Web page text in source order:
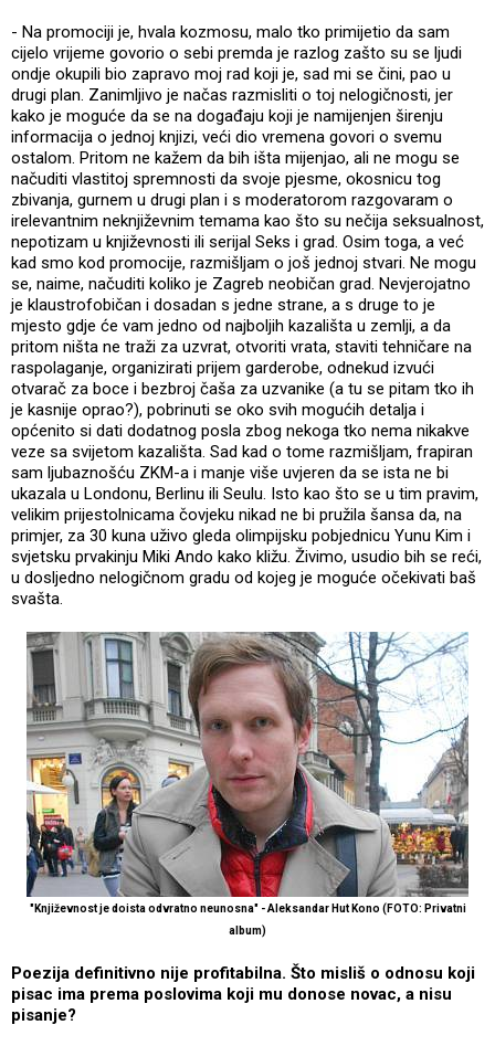
- Na promociji je, hvala kozmosu, malo tko primijetio da sam
cijelo vrijeme govorio o sebi premda je razlog zašto su se ljudi
ondje okupili bio zapravo moj rad koji je, sad mi se čini, pao u
drugi plan. Zanimljivo je načas razmisliti o toj nelogičnosti, jer
kako je moguće da se na događaju koji je namijenjen širenju
informacija o jednoj knjizi, veći dio vremena govori o svemu
ostalom. Pritom ne kažem da bih išta mijenjao, ali ne mogu se
načuditi vlastitoj spremnosti da svoje pjesme, okosnicu tog
zbivanja, gurnem u drugi plan i s moderatorom razgovaram o
irelevantnim neknjiževnim temama kao što su nečija seksualnost,
nepotizam u književnosti ili serijal Seks i grad. Osim toga, a već
kad smo kod promocije, razmišljam o još jednoj stvari. Ne mogu
se, naime, načuditi koliko je Zagreb neobičan grad. Nevjerojatno
je klaustrofobičan i dosadan s jedne strane, a s druge to je
mjesto gdje će vam jedno od najboljih kazališta u zemlji, a da
pritom ništa ne traži za uzvrat, otvoriti vrata, staviti tehničare na
raspolaganje, organizirati prijem garderobe, odnekud izvući
otvarač za boce i bezbroj čaša za uzvanike (a tu se pitam tko ih
je kasnije oprao?), pobrinuti se oko svih mogućih detalja i
općenito si dati dodatnog posla zbog nekoga tko nema nikakve
veze sa svijetom kazališta. Sad kad o tome razmišljam, frapiran
sam ljubaznošću ZKM-a i manje više uvjeren da se ista ne bi
ukazala u Londonu, Berlinu ili Seulu. Isto kao što se u tim pravim,
velikim prijestolnicama čovjeku nikad ne bi pružila šansa da, na
primjer, za 30 kuna uživo gleda olimpijsku pobjednicu Yunu Kim i
svjetsku prvakinju Miki Ando kako kližu. Živimo, usudio bih se reći,
u dosljedno nelogičnom gradu od kojeg je moguće očekivati baš
svašta.
"Književnost je doista odvratno neunosna" - Aleksandar Hut Kono (FOTO: Privatni
album)
Poezija definitivno nije profitabilna. Što misliš o odnosu koji
pisac ima prema poslovima koji mu donose novac, a nisu
pisanje?